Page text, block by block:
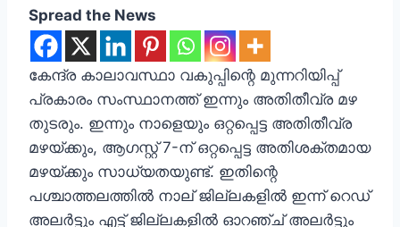
Spread the News
കേന്ദ്ര കാലാവസ്ഥാ വകുപ്പിന്റെ മുന്നറിയിപ്പ്
പ്രകാരം സംസ്ഥാനത്ത് ഇന്നും അതിതീവ്ര മഴ
തുടരും. ഇന്നും നാളെയും ഒറ്റപ്പെട്ട അതിതീവ്ര
മഴയ്ക്കും, ആഗസ്റ്റ് 7-ന് ഒറ്റപ്പെട്ട അതിശക്തമായ
മഴയ്ക്കും സാധ്യതയുണ്ട്. ഇതിന്റെ
പശ്ചാത്തലത്തിൽ നാല് ജില്ലകളിൽ ഇന്ന് റെഡ്
അലർട്ടും എട്ട് ജില്ലകളിൽ ഓറഞ്ച് അലർട്ടും